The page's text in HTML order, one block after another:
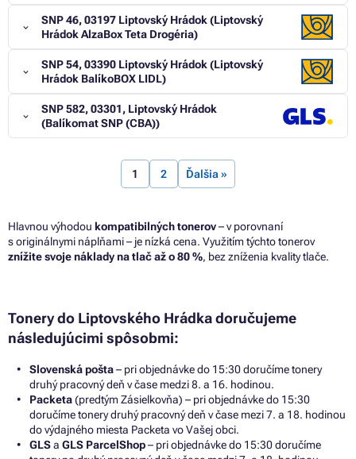
SNP 46, 03197 Liptovský Hrádok (Liptovský
Hrádok AlzaBox Teta Drogéria)
SNP 54, 03390 Liptovský Hrádok (Liptovský
Hrádok BalíkoBOX LIDL)
SNP 582, 03301, Liptovský Hrádok
(Balíkomat SNP (CBA))
1 2 Ďalšia »
Hlavnou výhodou kompatibilných tonerov– v porovnaní
s originálnymi náplňami – je nízká cena. Využitím týchto tonerov
znížite svoje náklady na tlač až o 80 %, bez zníženia kvality tlače.
Tonery do Liptovského Hrádka doručujeme
následujúcimi spôsobmi:
Slovenská pošta– pri objednávke do 15:30 doručíme tonery
druhý pracovný deň v čase medzi 8. a 16. hodinou.
Packeta(predtým Zásielkovňa) – pri objednávke do 15:30
doručíme tonery druhý pracovný deň v čase mezi 7. a 18. hodinou
do výdajného miesta Packeta vo Vašej obci.
GLSa GLS ParcelShop– pri objednávke do 15:30 doručíme